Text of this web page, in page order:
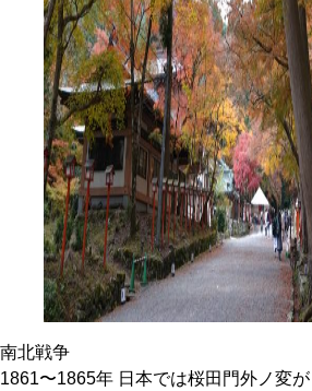
南北戦争
1861〜1865年 日本では桜田門外ノ変が